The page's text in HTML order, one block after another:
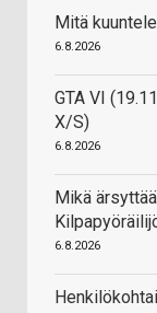
Mitä
6.8.2026
GTA VI
X/S)
6.8.2026
Mikä
6.8.2026